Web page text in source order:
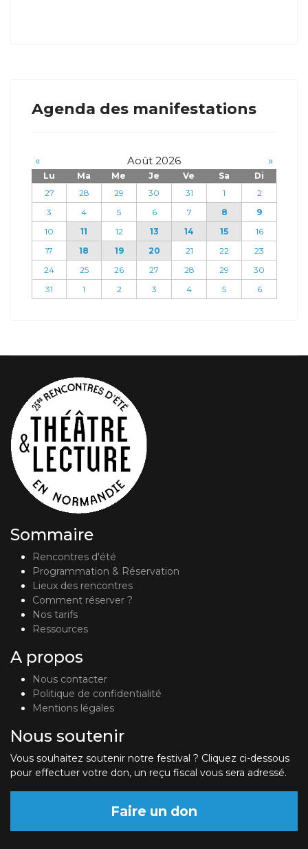
Agenda des manifestations
« Août 2026 »
Lu Ma Me Je Ve Sa
Di
27
28 29 30 31 1
2
3
4 5 6 7 8
9
10
11 12 13 14 15
16
17
18 19 20 21 22
23
24
25 26 27 28 29
30
31
1 2 3 4 5 6
Sommaire
Rencontres d'été
Programmation & Réservation
Lieux des rencontres
Comment réserver ?
Nos tarifs
Ressources
A propos
Nous contacter
Politique de confidentialité
Mentions légales
Nous soutenir
Vous souhaitez soutenir notre festival ? Cliquez ci-dessous
pour effectuer votre don, un reçu fiscal vous sera adressé.
Faire un don